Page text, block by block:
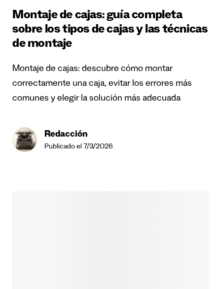
Montaje de cajas: guía completa
sobre los tipos de cajas y las técnicas
de montaje
Montaje de cajas: descubre cómo montar
correctamente una caja, evitar los errores más
comunes y elegir la solución más adecuada
Redacción
Publicado el 7/3/2026